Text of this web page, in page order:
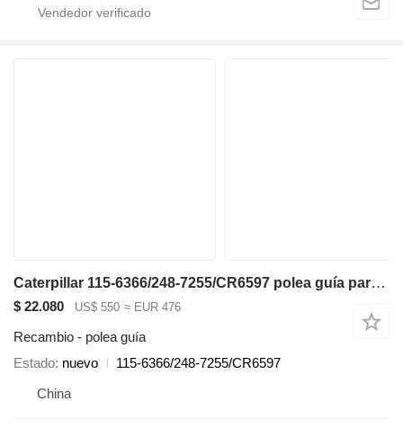
Caterpillar 115-6366/248-7255/CR6597 polea guía para Caterpillar 345B / 345C / 345D / 345GC / 349 / 352 excavadora
$ 22.080 US$ 550 ≈ EUR 476
Recambio - polea guía
Estado nuevo
115-6366/248-7255/CR6597
China